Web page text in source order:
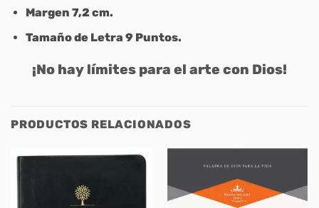
Margen 7,2 cm.
Tamaño de Letra 9 Puntos.
¡No hay límites para el arte con Dios!
PRODUCTOS RELACIONADOS